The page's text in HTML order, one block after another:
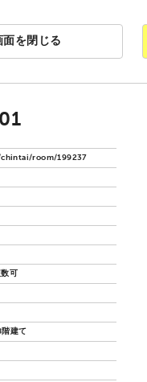
面を閉じる
room/199237
可
階建て